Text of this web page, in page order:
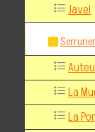
Javel
La
La